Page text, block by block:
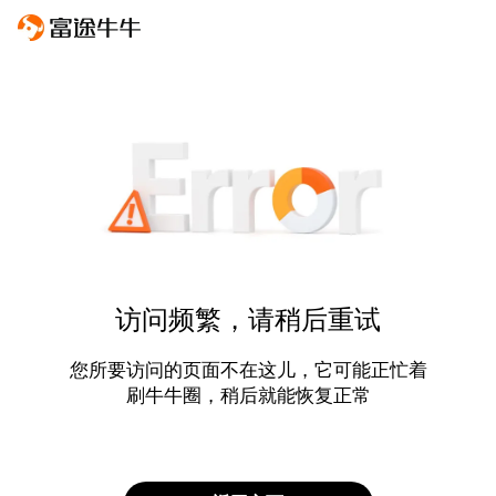
访问频繁，请稍后重试
您所要访问的页面不在这儿，它可能正忙着
刷牛牛圈，稍后就能恢复正常